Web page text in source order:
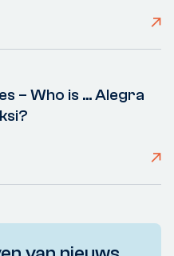
– Who is ... Alegra